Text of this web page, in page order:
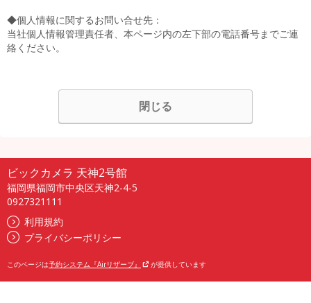
◆個人情報に関するお問い合せ先：
当社個人情報管理責任者、本ページ内の左下部の電話番号までご連
絡ください。
閉じる
ビックカメラ 天神2号館
福岡県福岡市中央区天神2-4-5
0927321111
利用規約
プライバシーポリシー
このページは予約システム『Airリザーブ』 が提供しています